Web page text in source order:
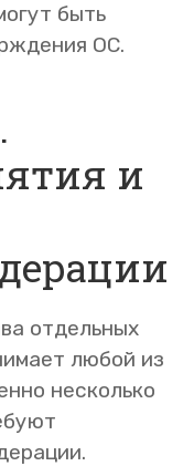
быть
ОС.
и
отдельных
любой из
несколько